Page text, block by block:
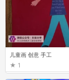
儿童画 创意 手工
1